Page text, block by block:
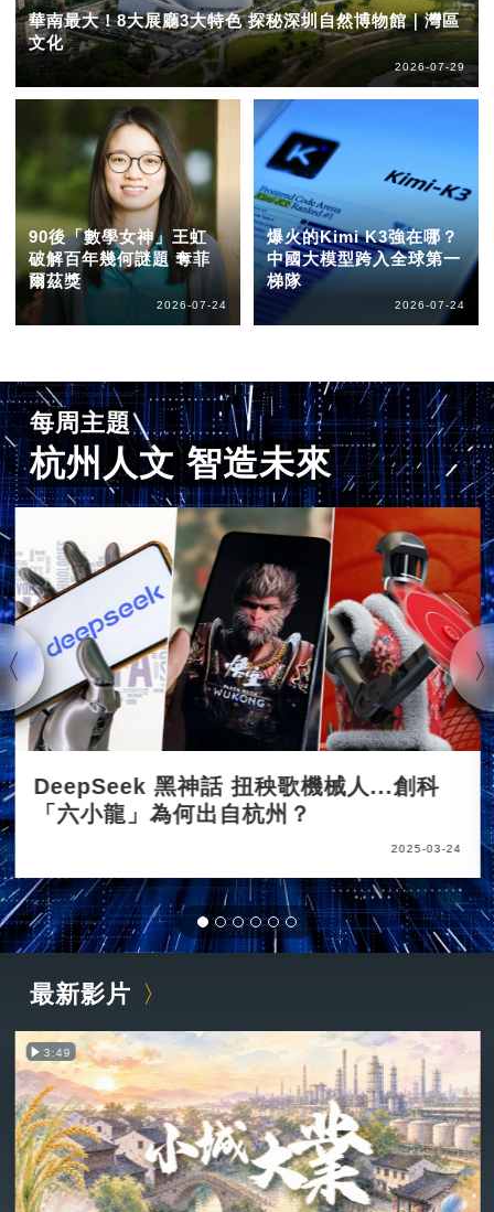
華南最大！8大展廳3大特色 探秘深圳自然博物館｜灣區
文化
2026-07-29
90後「數學女神」王虹
破解百年幾何謎題 奪菲
爾茲獎
2026-07-24
爆火的Kimi K3強在哪？
中國大模型跨入全球第一
梯隊
2026-07-24
每周主題
杭州人文 智造未來
DeepSeek 黑神話 扭秧歌機械人...創科
「六小龍」為何出自杭州？
2025-03-24
最新影片
3:49